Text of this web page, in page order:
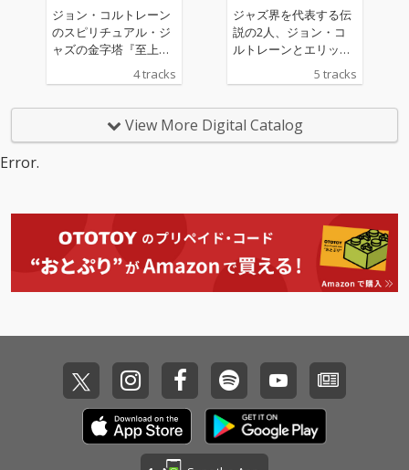
ジョン・コルトレーン
のスピリチュアル・ジ
ャズの金字塔『至上の
愛』のリリース60周年
を記念してリリースさ
ター。ナッシュヴィル
拠点のマスタリング・
新たに鮮烈な音像を生
み出した。
4 tracks
ジャズ界を代表する伝
説の2人、ジョン・コ
ルトレーンとエリッ
ク・ドルフィーによる
幻の未発表音源が発
5 tracks
View More Digital Catalog
Error.